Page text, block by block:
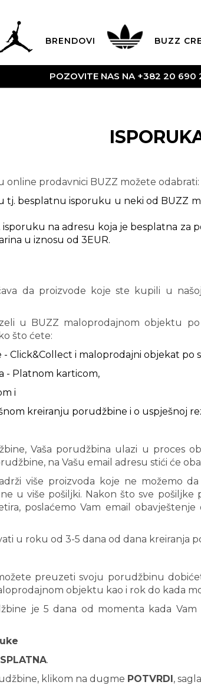
BRENDOVI BUZZ
POZOVITE NAS NA +382 20 690
online prodavnici BUZZ možete odabrati:
tj. besplatnu isporuku u neki od BUZZ
na adresu koja je besplatna za
u iznosu od 3EUR.
da proizvode koje ste kupili u
u BUZZ maloprodajnom objektu
što ćete:
- Click&Collect i maloprodajni objekat po
- Platnom karticom,
i
kreiranju porudžbine i o uspješnoj
Vaša porudžbina ulazi u proces
na Vašu email adresu stići će
više proizvoda koje ne možemo
u više pošiljki. Nakon što sve
poslaćemo Vam email
u roku od 3-5 dana od dana kreiranja
preuzeti svoju porudžbinu
objektu kao i rok do kada
je 5 dana od momenta kada
.
klikom na dugme POTVRDI,